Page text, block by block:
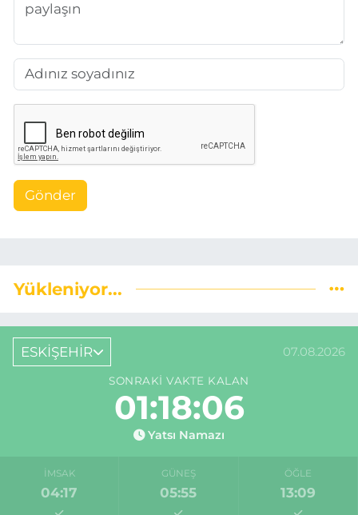
Gönder
Yükleniyor...
ESKİŞEHİR 07.08.2026
SONRAKI VAKTE KALAN
01:18:06
Yatsı Namazı
İMSAK
04:17
GÜNEŞ
05:55
ÖĞLE
13:09